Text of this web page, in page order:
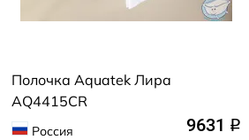
Полочка Aquatek Лира
AQ4415CR
Россия 9631 q